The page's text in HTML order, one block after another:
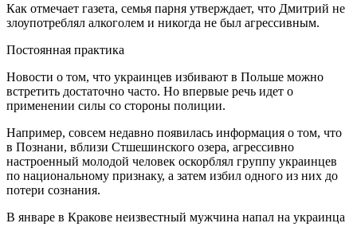
Как отмечает газета, семья парня утверждает, что Дмитрий не
злоупотреблял алкоголем и никогда не был агрессивным.
Постоянная практика
Новости о том, что украинцев избивают в Польше можно
встретить достаточно часто. Но впервые речь идет о
применении силы со стороны полиции.
Например, совсем недавно появилась информация о том, что
в Познани, вблизи Стшешинского озера, агрессивно
настроенный молодой человек оскорблял группу украинцев
по национальному признаку, а затем избил одного из них до
потери сознания.
В январе в Кракове неизвестный мужчина напал на украинца